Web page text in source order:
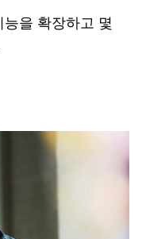
을 확장하고 몇